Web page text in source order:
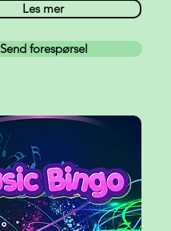
Les mer
Send forespørsel